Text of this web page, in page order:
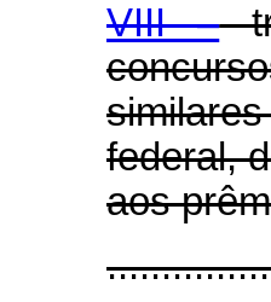
VIII –
federal,
aos